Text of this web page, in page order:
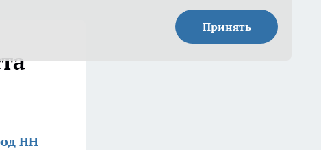
Принять
НН